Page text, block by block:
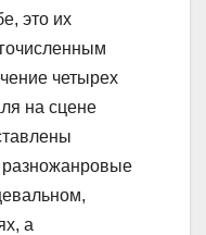
это их
четырех
на сцене
разножанровые
а